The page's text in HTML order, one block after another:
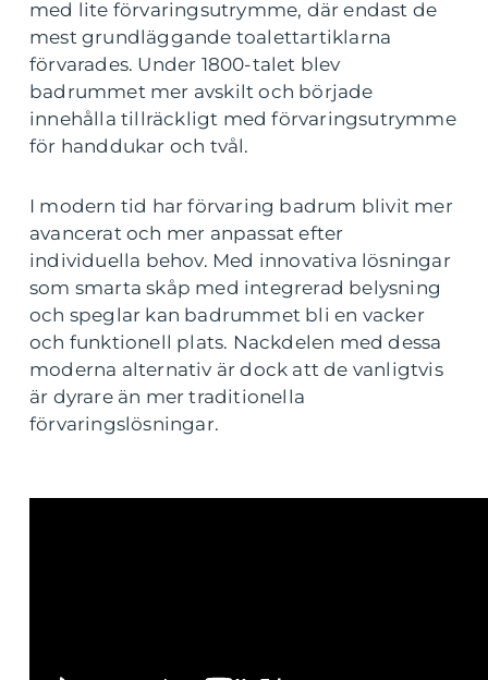
med lite förvaringsutrymme, där endast de
mest grundläggande toalettartiklarna
förvarades. Under 1800-talet blev
badrummet mer avskilt och började
innehålla tillräckligt med förvaringsutrymme
för handdukar och tvål.
I modern tid har förvaring badrum blivit mer
avancerat och mer anpassat efter
individuella behov. Med innovativa lösningar
som smarta skåp med integrerad belysning
och speglar kan badrummet bli en vacker
och funktionell plats. Nackdelen med dessa
moderna alternativ är dock att de vanligtvis
är dyrare än mer traditionella
förvaringslösningar.